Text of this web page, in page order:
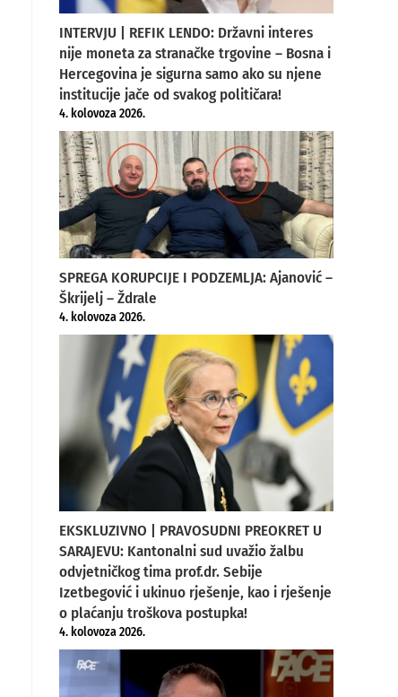
INTERVJU | REFIK LENDO: Državni interes
nije moneta za stranačke trgovine – Bosna i
Hercegovina je sigurna samo ako su njene
institucije jače od svakog političara!
4. kolovoza 2026.
SPREGA KORUPCIJE I PODZEMLJA: Ajanović –
Škrijelj – Ždrale
4. kolovoza 2026.
EKSKLUZIVNO | PRAVOSUDNI PREOKRET U
SARAJEVU: Kantonalni sud uvažio žalbu
odvjetničkog tima prof.dr. Sebije
Izetbegović i ukinuo rješenje, kao i rješenje
o plaćanju troškova postupka!
4. kolovoza 2026.